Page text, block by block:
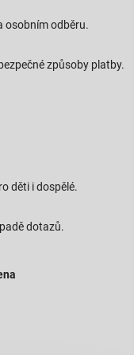
osobním odběru.
způsoby platby.
děti i dospělé.
dotazů.